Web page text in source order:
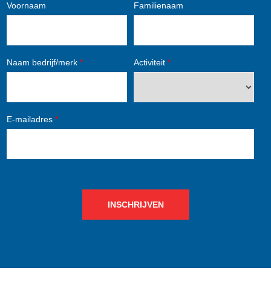
Voornaam Familienaam
Naam bedrijf/merk * Activiteit *
E-mailadres *
INSCHRIJVEN